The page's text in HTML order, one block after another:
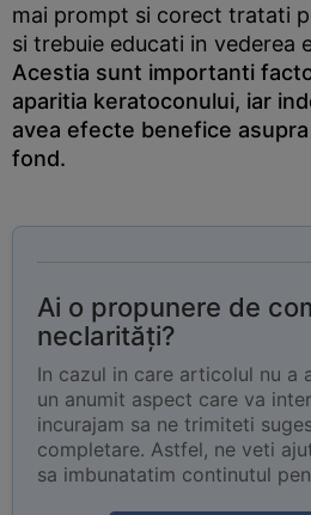
mai prompt si corect tratati
si trebuie educati in vederea
Acestia sunt importanti
aparitia keratoconului, iar
avea efecte benefice
fond.
Ai o propunere de
neclarități?
In cazul in care articolul nu a
un anumit aspect care va
incurajam sa ne trimiteti
completare. Astfel, ne veti
sa imbunatatim continutul